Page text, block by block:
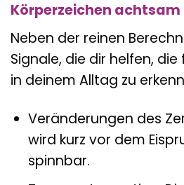
Körperzeichen
Neben der reinen
Signale, die dir helfen,
in deinem Alltag zu
Veränderungen des
wird kurz vor dem
spinnbar.